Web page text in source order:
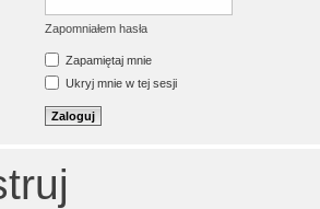
Zapomniałem hasła
Zapamiętaj mnie
Ukryj mnie w tej sesji